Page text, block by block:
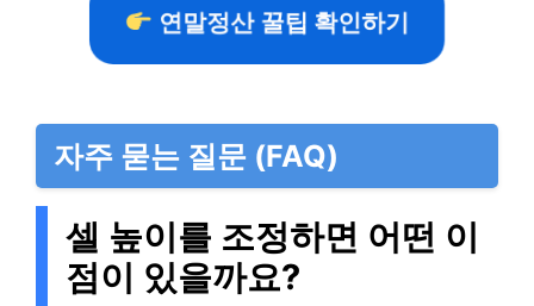
연말정산 꿀팁 확인하기
자주 묻는 질문 (FAQ)
셀 높이를 조정하면 어떤 이
점이 있을까요?